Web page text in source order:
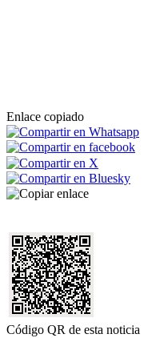
Enlace copiado
Código QR de esta noticia